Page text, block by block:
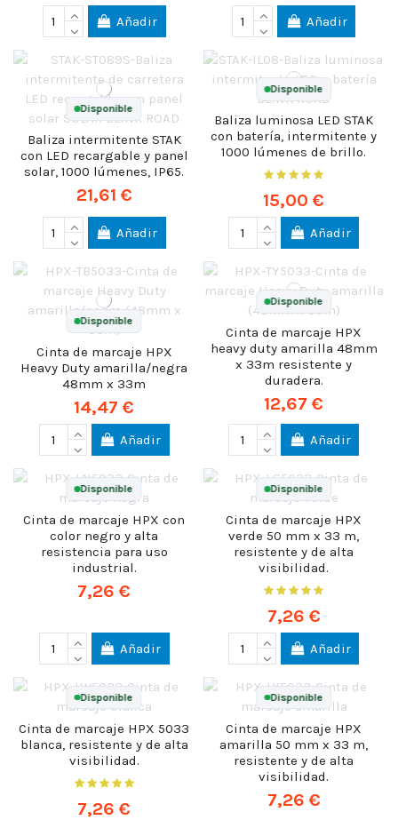
Añadir Añadir
Disponible
Baliza intermitente STAK
con LED recargable y panel
solar, 1000 lúmenes, IP65.
21,61 €
Añadir
Disponible
Baliza luminosa LED STAK
con batería, intermitente y
1000 lúmenes de brillo.
15,00 €
Añadir
Disponible
Cinta de marcaje HPX
Heavy Duty amarilla/negra
48mm x 33m
14,47 €
Añadir
Disponible
Cinta de marcaje HPX
heavy duty amarilla 48mm
x 33m resistente y
duradera.
12,67 €
Añadir
Disponible
Cinta de marcaje HPX con
color negro y alta
resistencia para uso
industrial.
7,26 €
Añadir
Disponible
Cinta de marcaje HPX
verde 50 mm x 33 m,
resistente y de alta
visibilidad.
7,26 €
Añadir
Disponible
Cinta de marcaje HPX 5033
blanca, resistente y de alta
visibilidad.
7,26 €
Disponible
Cinta de marcaje HPX
amarilla 50 mm x 33 m,
resistente y de alta
visibilidad.
7,26 €